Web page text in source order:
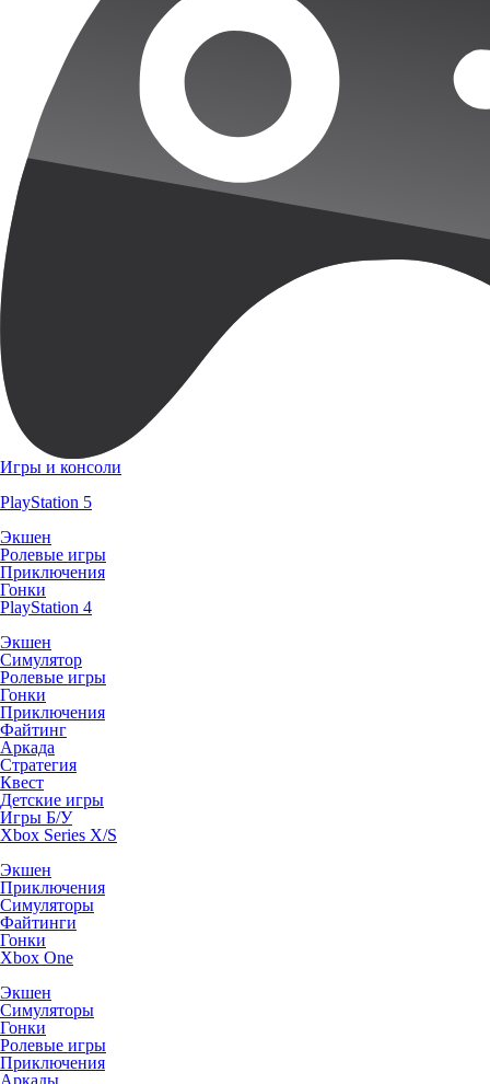
Игры и консоли
PlayStation 5
Экшен
Ролевые игры
Приключения
Гонки
PlayStation 4
Экшен
Симулятор
Ролевые игры
Гонки
Приключения
Файтинг
Аркада
Стратегия
Квест
Детские игры
Игры Б/У
Xbox Series X/S
Экшен
Приключения
Симуляторы
Файтинги
Гонки
Xbox One
Экшен
Симуляторы
Гонки
Ролевые игры
Приключения
Аркады